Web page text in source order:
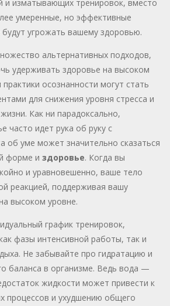
и изматывающих тренировок, вместо
умеренные, но эффективные
угрожать вашему здоровью.
альтернативных подходов,
удерживать здоровье на высоком
осознанности могут стать
для снижения уровня стресса и
Как ни парадоксально,
часто идет рука об руку с
об уме может значительно сказаться
форме и здоровье. Когда вы
и уравновешенно, ваше тело
реакцией, поддерживая вашу
высоком уровне.
график тренировок,
фазы интенсивной работы, так и
Не забывайте про гидратацию и
баланса в организме. Ведь вода —
жидкости может привести к
процессов и ухудшению общего